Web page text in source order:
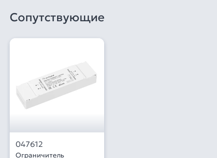
Сопутствующие
047612
Ограничитель